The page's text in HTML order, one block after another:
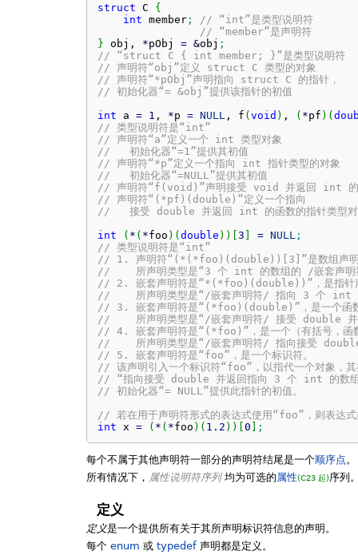
struct C {
int member;
// “int”是类型说明符
// “member”是声明符
} obj, *pObj = &obj ;
// “struct C { int member; }”是类型说明符
// 声明符“obj”定义 struct C 类型的对象
// 声明符“*pObj”声明指向 struct C 的指针，
// 初始化器“= &obj”提供该指针的初值
int a = 1 , *p = NULL , f (void ) , ( *pf ) (
// 类型说明符是“int”
// 声明符“a”定义一个 int 类型对象
//   初始化器“=1”提供其初值
// 声明符“*p”定义一个指向 int 指针类型的对象
//   初始化器“=NULL”提供其初值
// 声明符“f(void)”声明接受 void 并返回 int 的
// 声明符“(*pf)(double)”定义一个指向
//   接受 double 并返回 int 的函数的指针类型对
int
( * ( *foo ) (double ) ) [3 ] = NULL ;
// 类型说明符是“int”
// 1. 声明符“(*(*foo)(double))[3]”是数组声明
//    所声明类型是“3 个 int 的数组的 /嵌套声明
// 2. 嵌套声明符是“*(*foo)(double))”，是指针
//    所声明类型是“/嵌套声明符/ 指向 3 个 int
// 3. 嵌套声明符是“(*foo)(double)”，是一个函
//    所声明类型是“/嵌套声明符/ 接受 double 并
// 4. 嵌套声明符是“(*foo)”，是一个（有括号，函数
//    所声明类型是“/嵌套声明符/ 指向接受
// 5. 嵌套声明符是“foo”，是一个标识符。
// 该声明引入一个标识符“foo”，以指代一个对象，其
// “指向接受 double 并返回指向 3 个 int 的数组
// 初始化器“= NULL”提供此指针的初值。
// 若在用于声明符形式的表达式使用“foo”，则表达
int x = ( * ( *foo ) ( 1.2 ) ) [0 ] ;
每个不属于其他声明符一部分的声明符结尾是一个顺序点。
所有情况下， 属性说明符序列均为可选的 属性(C23 起)序列
定义
定义是一个提供所有关于其所声明标识符信息的声明。
每个 enum 或 typedef 声明都是定义。